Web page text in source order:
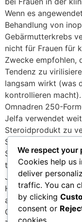
We respect your
Cookies help us
deliver
traffic. You can
by clicking
consent or